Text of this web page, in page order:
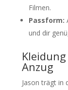
Filmen.
Passform:
und dir
Anzug
Jason trägt in